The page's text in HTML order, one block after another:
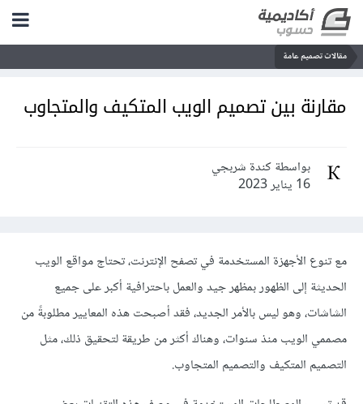
مقالات تصميم عامة
مقارنة بين تصميم الويب المتكيف والمتجاوب
بواسطة كندة شربجي
16 يناير 2023
مع تنوع الأجهزة المستخدمة في تصفح الإنترنت، تحتاج مواقع الويب
الحديثة إلى الظهور بمظهر جيد والعمل باحترافية أكبر على جميع
الشاشات، وهو ليس بالأمر الجديد، فقد أصبحت هذه المعايير مطلوبةً من
مصممي الويب منذ سنوات، وهناك أكثر من طريقة لتحقيق ذلك، مثل
التصميم المتكيف والتصميم المتجاوب.